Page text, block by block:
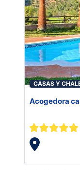
CASAS Y
Acogedora